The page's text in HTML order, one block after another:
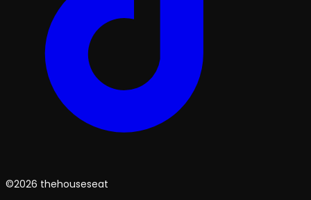
©2026 thehouseseat